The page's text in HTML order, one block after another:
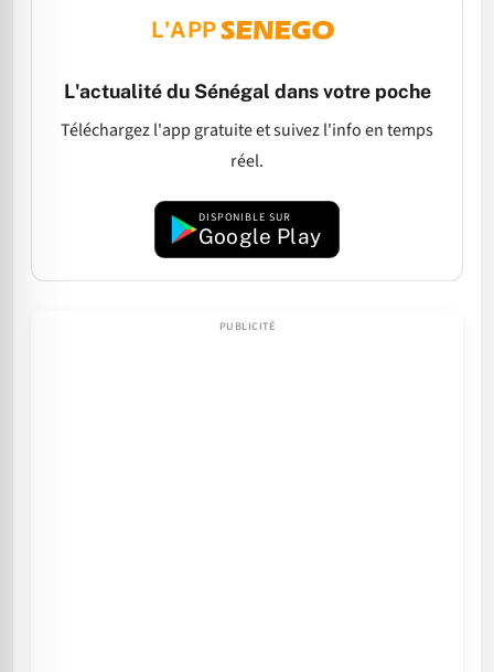
L'APP
L'actualité du Sénégal dans votre poche
Téléchargez l'app gratuite et suivez l'info en temps
réel.
DISPONIBLE SUR
Google Play